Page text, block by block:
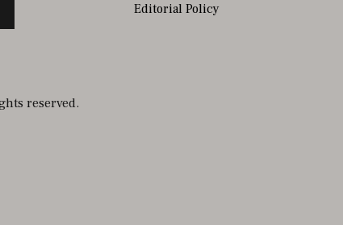
Editorial Policy
reserved.